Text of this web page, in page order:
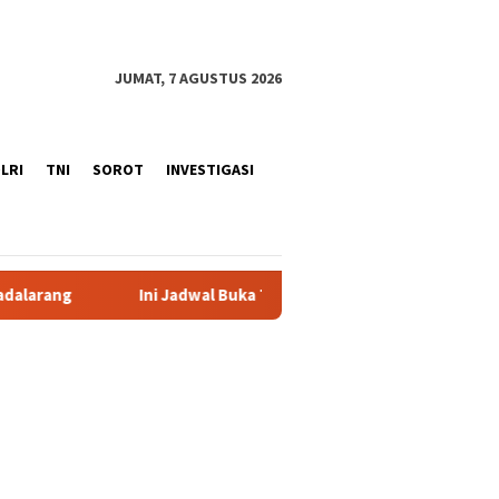
JUMAT, 7 AGUSTUS 2026
TNI SOROT INVESTIGASI
Jadwal Buka Tutup One Way Puncak Bogor Hari Ini Jumat